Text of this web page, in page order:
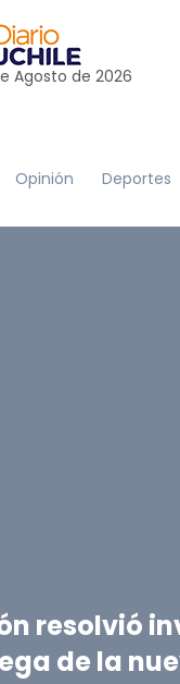
Agosto de 2026
Opinión Deportes
resolvió
de la